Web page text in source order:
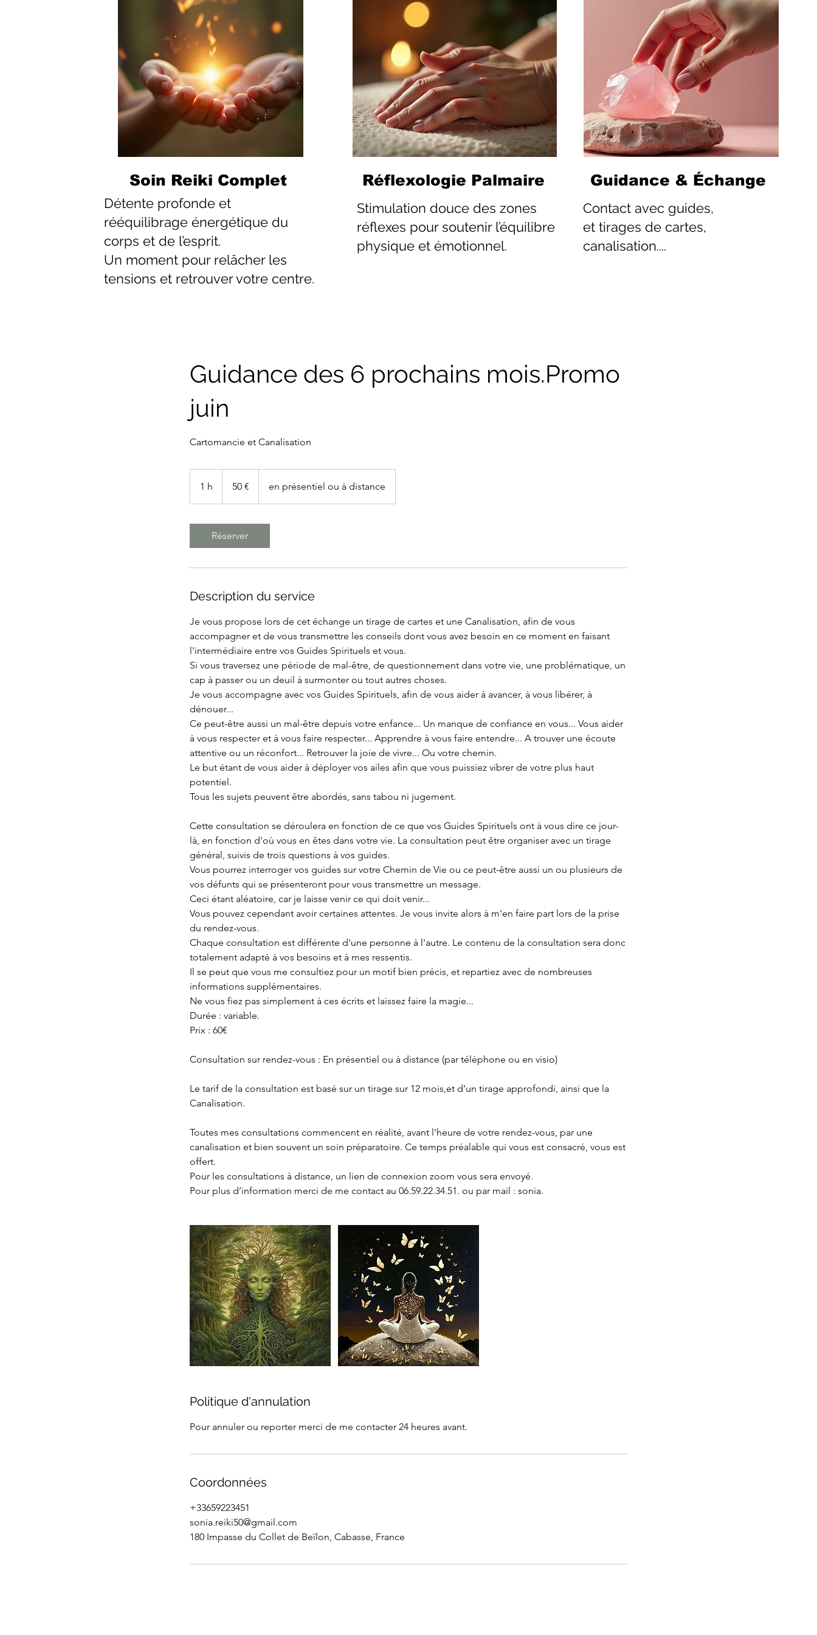
Détente profonde et
rééquilibrage énergétique du
corps et de l’esprit.
Un moment pour relâcher les
tensions et retrouver votre centre.
Soin Reiki Complet Réflexologie Palmaire
Stimulation douce des zones
réflexes pour soutenir l’équilibre
physique et émotionnel.
Contact avec guides,
et tirages de cartes,
canalisation....
Guidance & Échange
Guidance des 6 prochains mois.Promo
juin
Cartomancie et Canalisation
1 h 50 € en présentiel ou à distance
Réserver
Description du service
Je vous propose lors de cet échange un tirage de cartes et une Canalisation, afin de vous
accompagner et de vous transmettre les conseils dont vous avez besoin en ce moment en faisant
l'intermédiaire entre vos Guides Spirituels et vous.
Si vous traversez une période de mal-être, de questionnement dans votre vie, une problématique, un
cap à passer ou un deuil à surmonter ou tout autres choses.
Je vous accompagne avec vos Guides Spirituels, afin de vous aider à avancer, à vous libérer, à
dénouer...
Ce peut-être aussi un mal-être depuis votre enfance... Un manque de confiance en vous... Vous aider
à vous respecter et à vous faire respecter... Apprendre à vous faire entendre... A trouver une écoute
attentive ou un réconfort... Retrouver la joie de vivre... Ou votre chemin.
Le but étant de vous aider à déployer vos ailes afin que vous puissiez vibrer de votre plus haut
potentiel.
Tous les sujets peuvent être abordés, sans tabou ni jugement.
Cette consultation se déroulera en fonction de ce que vos Guides Spirituels ont à vous dire ce jour-
là, en fonction d'où vous en êtes dans votre vie. La consultation peut être organiser avec un tirage
général, suivis de trois questions à vos guides.
Vous pourrez interroger vos guides sur votre Chemin de Vie ou ce peut-être aussi un ou plusieurs de
vos défunts qui se présenteront pour vous transmettre un message.
Ceci étant aléatoire, car je laisse venir ce qui doit venir...
Vous pouvez cependant avoir certaines attentes. Je vous invite alors à m'en faire part lors de la prise
du rendez-vous.
Chaque consultation est différente d'une personne à l'autre. Le contenu de la consultation sera donc
totalement adapté à vos besoins et à mes ressentis.
Il se peut que vous me consultiez pour un motif bien précis, et repartiez avec de nombreuses
informations supplémentaires.
Ne vous fiez pas simplement à ces écrits et laissez faire la magie...
Durée : variable.
Prix : 60€
Consultation sur rendez-vous : En présentiel ou à distance (par téléphone ou en visio)
Le tarif de la consultation est basé sur un tirage sur 12 mois,et d’un tirage approfondi, ainsi que la
Canalisation.
Toutes mes consultations commencent en réalité, avant l'heure de votre rendez-vous, par une
canalisation et bien souvent un soin préparatoire. Ce temps préalable qui vous est consacré, vous est
offert.
Pour les consultations à distance, un lien de connexion zoom vous sera envoyé.
Pour plus d’information merci de me contact au 06.59.22.34.51. ou par mail : sonia.
Politique d'annulation
Pour annuler ou reporter merci de me contacter 24 heures avant.
Coordonnées
+33659223451
sonia.reiki50@gmail.com
180 Impasse du Collet de Beïlon, Cabasse, France